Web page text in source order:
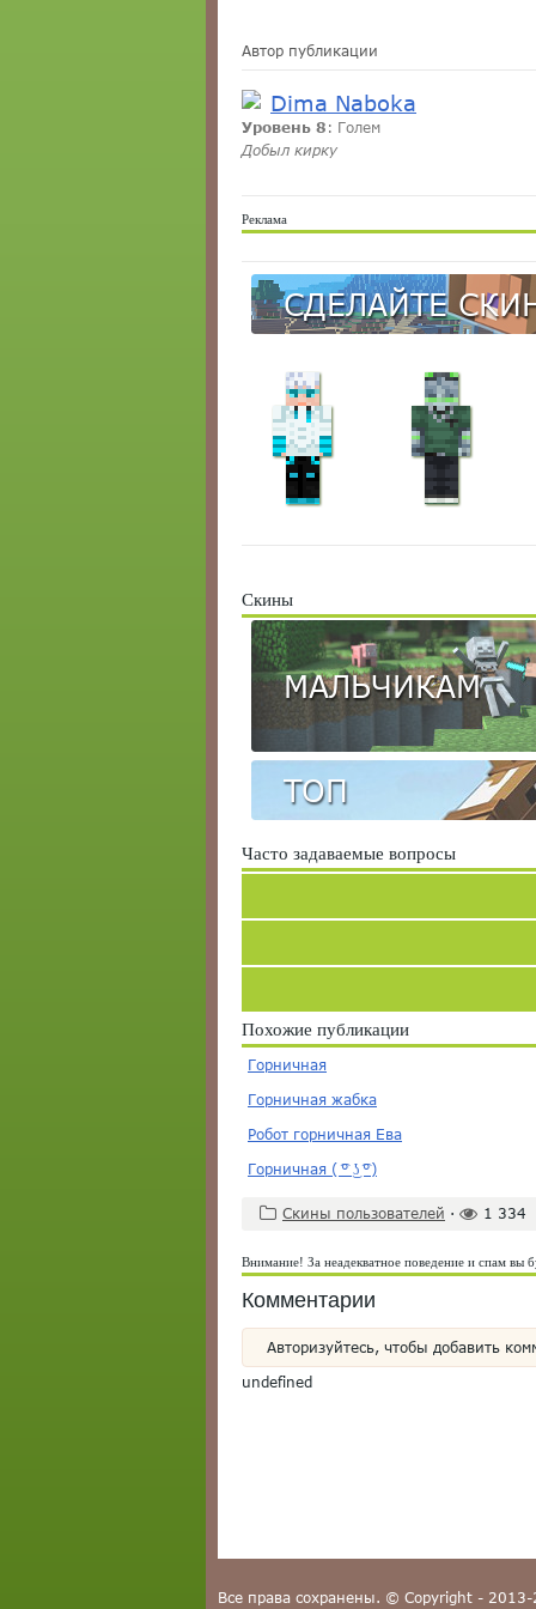
Автор публикации
Dima Naboka
Уровень 8 : Голем
Добыл кирку
Реклама
СДЕЛАЙТЕ
Скины
МАЛЬЧИКАМ
ТОП
Часто задаваемые вопросы
Похожие публикации
Горничная
Горничная жабка
Робот горничная Ева
Горничная ( ͡° ͜ʖ ͡°)
Скины пользователей · 1 334
Внимание! За неадекватное поведение и спам вы
Комментарии
Авторизуйтесь, чтобы добавить
undefined
Все права сохранены. © Copyright -